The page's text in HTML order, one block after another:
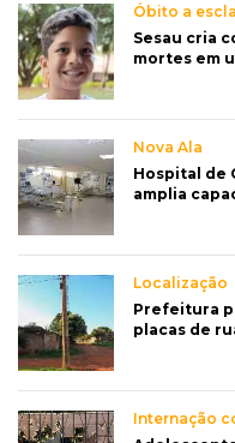
Óbito a
Sesau cria
mortes em
Nova Ala
Hospital de
amplia
Localização
Prefeitura
placas de
Internação